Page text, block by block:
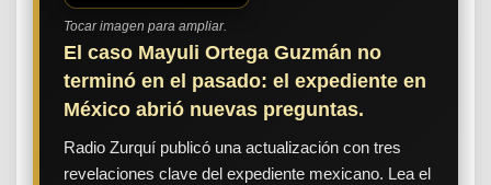
Tocar imagen para ampliar.
El caso Mayuli Ortega Guzmán no
terminó en el pasado: el expediente en
México abrió nuevas preguntas.
Radio Zurquí publicó una actualización con tres
revelaciones clave del expediente mexicano. Lea el